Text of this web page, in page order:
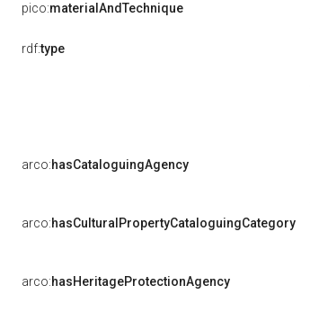
pico:materialAndTechnique
rdf:type
arco:hasCataloguingAgency
arco:hasCulturalPropertyCataloguingCategory
arco:hasHeritageProtectionAgency